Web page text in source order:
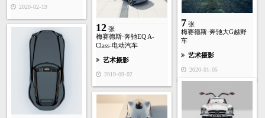
2020-02-19
7 张
梅赛德斯·奔驰大G越野
车
艺术摄影
2020-01-05
12 张
梅赛德斯·奔驰EQ A-
Class-电动汽车
艺术摄影
2019-09-02